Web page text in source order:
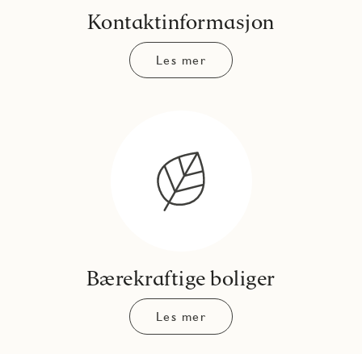
Kontaktinformasjon
Les mer
Bærekraftige boliger
Les mer